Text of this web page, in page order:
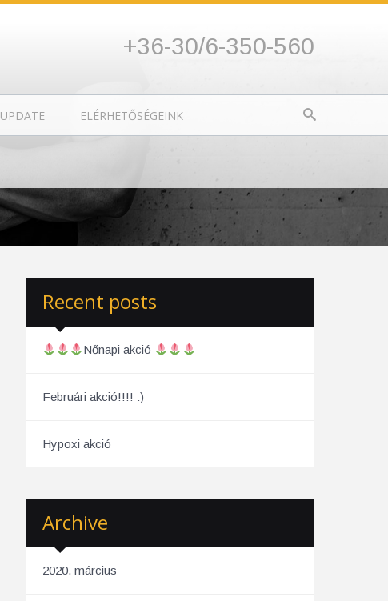
+36-30/6-350-560
UPDATE ELÉRHETŐSÉGEINK
Recent posts
Nőnapi akció
Februári akció!!!! :)
Hypoxi akció
Archive
2020. március